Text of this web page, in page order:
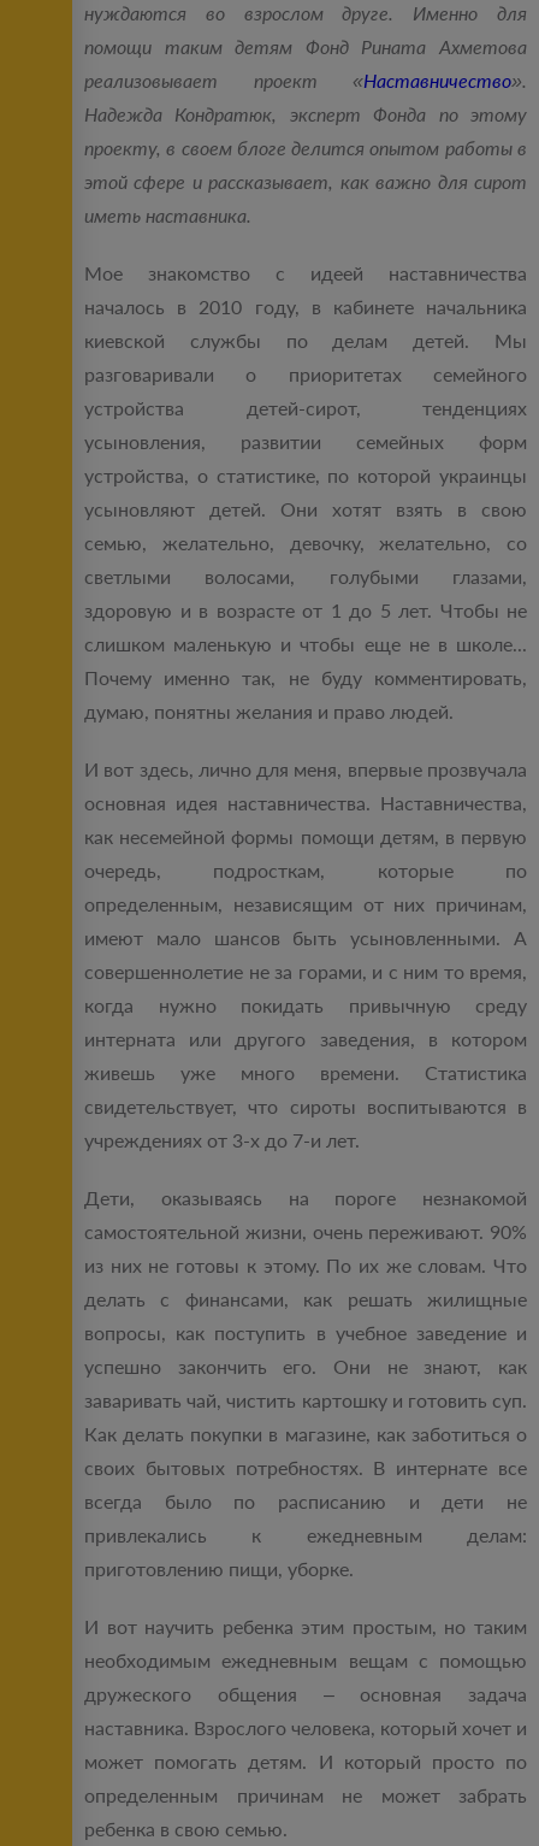
нуждаются во взрослом друге. Именно для
помощи таким детям Фонд Рината Ахметова
реализовывает проект «Наставничество».
Надежда Кондратюк, эксперт Фонда по этому
проекту, в своем блоге делится опытом работы в
этой сфере и рассказывает, как важно для сирот
иметь наставника.
Мое знакомство с идеей наставничества
началось в 2010 году, в кабинете начальника
киевской службы по делам детей. Мы
разговаривали о приоритетах семейного
устройства детей-сирот, тенденциях
усыновления, развитии семейных форм
устройства, о статистике, по которой украинцы
усыновляют детей. Они хотят взять в свою
семью, желательно, девочку, желательно, со
светлыми волосами, голубыми глазами,
здоровую и в возрасте от 1 до 5 лет. Чтобы не
слишком маленькую и чтобы еще не в школе...
Почему именно так, не буду комментировать,
думаю, понятны желания и право людей.
И вот здесь, лично для меня, впервые прозвучала
основная идея наставничества. Наставничества,
как несемейной формы помощи детям, в первую
очередь, подросткам, которые по
определенным, независящим от них причинам,
имеют мало шансов быть усыновленными. А
совершеннолетие не за горами, и с ним то время,
когда нужно покидать привычную среду
интерната или другого заведения, в котором
живешь уже много времени. Статистика
свидетельствует, что сироты воспитываются в
учреждениях от 3-х до 7-и лет.
Дети, оказываясь на пороге незнакомой
самостоятельной жизни, очень переживают. 90%
из них не готовы к этому. По их же словам. Что
делать с финансами, как решать жилищные
вопросы, как поступить в учебное заведение и
успешно закончить его. Они не знают, как
заваривать чай, чистить картошку и готовить суп.
Как делать покупки в магазине, как заботиться о
своих бытовых потребностях. В интернате все
всегда было по расписанию и дети не
привлекались к ежедневным делам:
приготовлению пищи, уборке.
И вот научить ребенка этим простым, но таким
необходимым ежедневным вещам с помощью
дружеского общения – основная задача
наставника. Взрослого человека, который хочет и
может помогать детям. И который просто по
определенным причинам не может забрать
ребенка в свою семью.